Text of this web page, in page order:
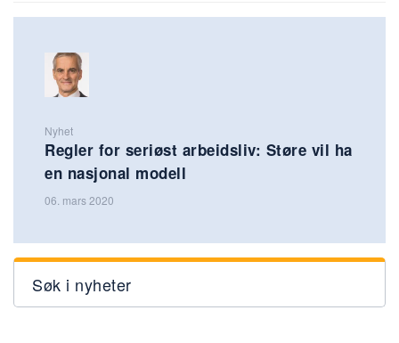
Nyhet
Regler for seriøst arbeidsliv: Støre vil ha
en nasjonal modell
06. mars 2020
Søk i nyheter